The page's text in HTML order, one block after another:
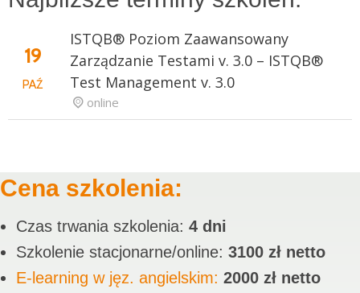
19
PAŹ
ISTQB® Poziom Zaawansowany
Zarządzanie Testami v. 3.0 – ISTQB®
Test Management v. 3.0
online
Cena szkolenia:
Czas trwania szkolenia: 4 dni
Szkolenie stacjonarne/online: 3100 zł netto
E-learning w jęz. angielskim: 2000 zł netto